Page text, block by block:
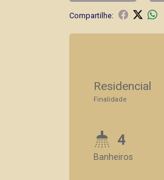
Compartilhe:
Residencial
Finalidade
4
Banheiros